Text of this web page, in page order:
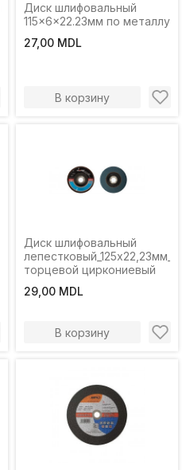
Диск шлифовальный
115x6x22.23мм по металлу
27,00 MDL
В корзину
Диск шлифовальный
торцевой циркониевый
29,00 MDL
В корзину